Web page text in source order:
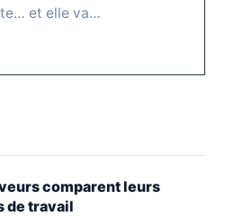
et elle va…
comparent leurs
de travail